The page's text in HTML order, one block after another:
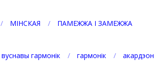
МІНСКАЯ ПАМЕЖЖА І ЗАМЕЖЖА
вуснавы гармонік гармонік акардэон